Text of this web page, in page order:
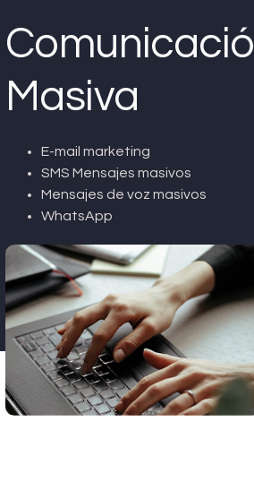
Masiva
E-mail marketing
SMS Mensajes masivos
Mensajes de voz masivos
WhatsApp